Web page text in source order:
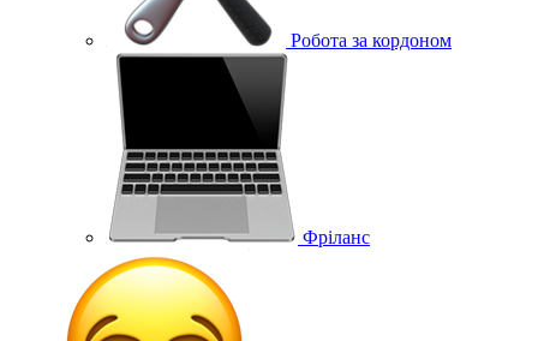
Робота за кордоном
Фріланс